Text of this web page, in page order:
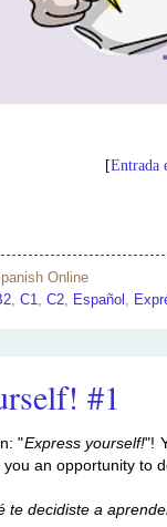
[Entrada
Online
C1 C2 Español
#1
"Express yourself!"!
you an opportunity to
te decidiste a